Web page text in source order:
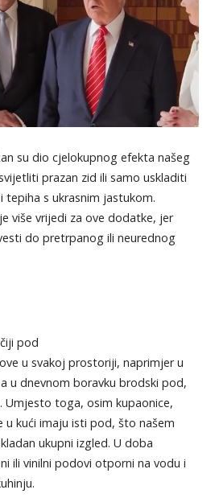
su dio cjelokupnog efekta našeg
prazan zid ili samo uskladiti
s ukrasnim jastukom.
više vrijedi za ove dodatke, jer
do pretrpanog ili neurednog
pod
u svakoj prostoriji, naprimjer u
u dnevnom boravku brodski pod,
Umjesto toga, osim kupaonice,
kući imaju isti pod, što našem
ukupni izgled. U doba
ili vinilni podovi otporni na vodu i